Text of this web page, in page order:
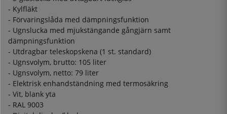
- Kylfläkt
- Förvaringslåda med dämpningsfunktion
- Ugnslucka med mjukstängande gångjärn samt
dämpningsfunktion
- Utdragbar teleskopskena (1 st. standard)
- Ugnsvolym, brutto: 105 liter
- Ugnsvolym, netto: 79 liter
- Elektrisk enhandständning med termosäkring
- Vit, blank yta
- RAL 9003